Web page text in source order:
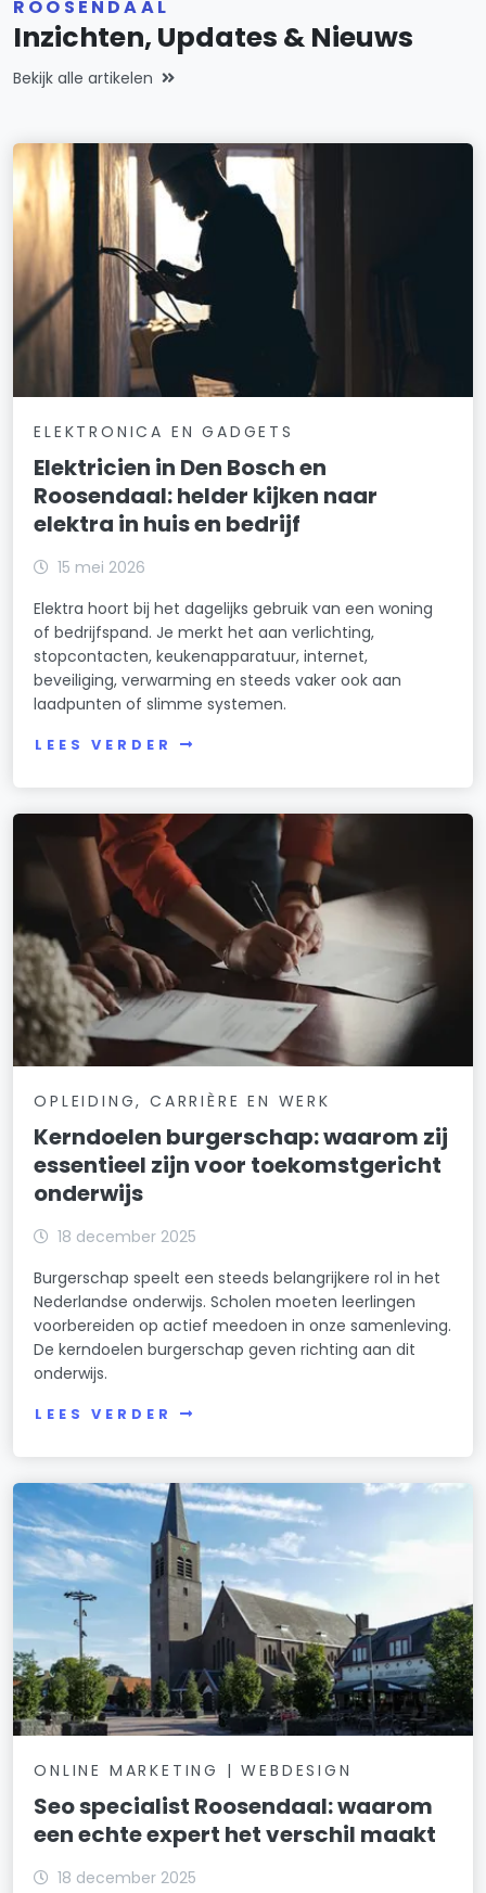
ROOSENDAAL
Inzichten, Updates & Nieuws
Bekijk alle artikelen
ELEKTRONICA EN GADGETS
Elektricien in Den Bosch en
Roosendaal: helder kijken naar
elektra in huis en bedrijf
15 mei 2026
Elektra hoort bij het dagelijks gebruik van een woning
of bedrijfspand. Je merkt het aan verlichting,
stopcontacten, keukenapparatuur, internet,
beveiliging, verwarming en steeds vaker ook aan
laadpunten of slimme systemen.
LEES VERDER
OPLEIDING, CARRIÈRE EN WERK
Kerndoelen burgerschap: waarom zij
essentieel zijn voor toekomstgericht
onderwijs
18 december 2025
Burgerschap speelt een steeds belangrijkere rol in het
Nederlandse onderwijs. Scholen moeten leerlingen
voorbereiden op actief meedoen in onze samenleving.
De kerndoelen burgerschap geven richting aan dit
onderwijs.
LEES VERDER
ONLINE MARKETING | WEBDESIGN
Seo specialist Roosendaal: waarom
een echte expert het verschil maakt
18 december 2025